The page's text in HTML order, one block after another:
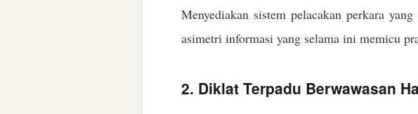
Menyediakan sistem pelacakan perkara
asimetri informasi yang selama ini memicu
2. Diklat Terpadu Berwawasan